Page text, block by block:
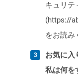
キュリテ
(https://
をお読み
お気に入
私は何を